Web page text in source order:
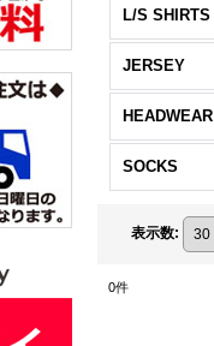
L/S SHIRTS
JERSEY
HEADWEAR
SOCKS
表示数:
0件